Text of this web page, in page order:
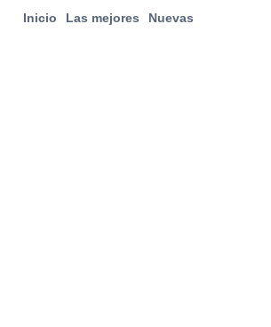
Inicio Las mejores Nuevas